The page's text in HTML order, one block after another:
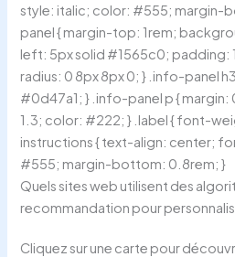
style: italic; color: #555; margin-
panel { margin-top: 1rem;
left: 5px solid #1565c0; padding:
radius: 0 8px 8px 0; } .info-panel
#0d47a1; } .info-panel p {
1.3; color: #222; } .label { font-
instructions { text-align: center;
#555; margin-bottom: 0.8rem; }
Quels sites web utilisent des
recommandation pour
Cliquez sur une carte pour